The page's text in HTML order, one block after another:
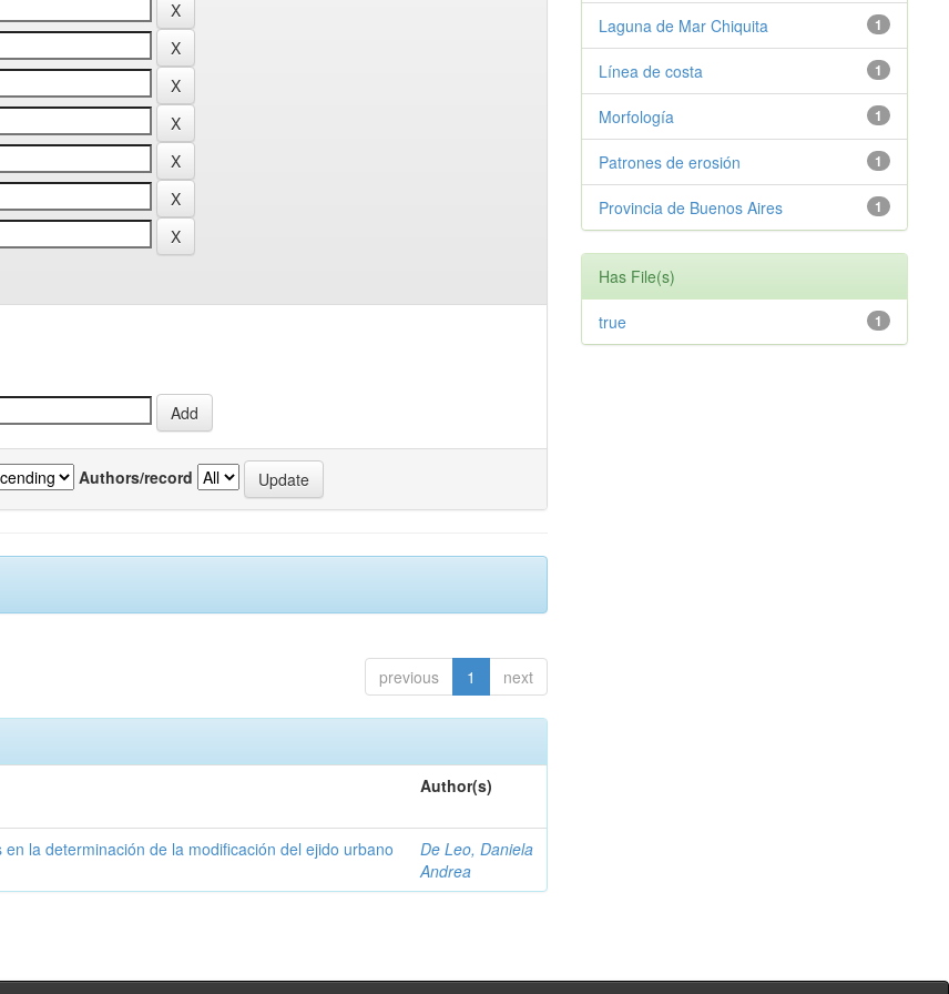
Authors/record
previous 1 next
Author(s)
la determinación de la modificación del ejido urbano
De Leo, Daniela
Andrea
1
Laguna de Mar Chiquita
1
Línea de costa
1
Morfología
1
Patrones de erosión
1
Provincia de Buenos Aires
Has File(s)
1
true